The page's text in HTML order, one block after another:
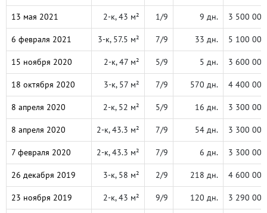
13 мая 2021 2-к, 43 м² 1/9 9 дн. 3 500 000
6 февраля 2021 3-к, 57.5 м² 7/9 33 дн. 5 100 000
15 ноября 2020 2-к, 47 м² 5/9 5 дн. 3 600 000
18 октября 2020 3-к, 57 м² 7/9 570 дн. 4 400 000
8 апреля 2020 2-к, 52 м² 5/9 16 дн. 3 300 000
8 апреля 2020 2-к, 43.3 м² 7/9 54 дн. 3 300 000
7 февраля 2020 2-к, 43.3 м² 7/9 6 дн. 3 300 000
26 декабря 2019 3-к, 58 м² 2/9 218 дн. 4 600 000
23 ноября 2019 2-к, 43 м² 9/9 120 дн. 3 290 000